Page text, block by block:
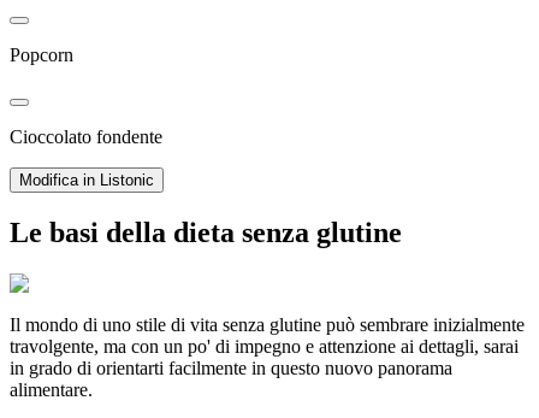
Popcorn
Cioccolato fondente
Modifica in Listonic
Le basi della dieta senza glutine
Il mondo di uno stile di vita senza glutine può sembrare inizialmente
travolgente, ma con un po' di impegno e attenzione ai dettagli, sarai
in grado di orientarti facilmente in questo nuovo panorama
alimentare.